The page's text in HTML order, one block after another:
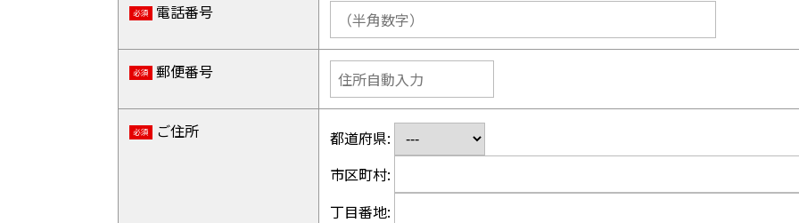
必須 電話番号
必須 郵便番号
必須 ご住所
都道府県:
市区町村:
丁目番地: